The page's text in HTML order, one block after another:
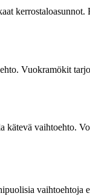
Vuokramökit
vaihtoehto.